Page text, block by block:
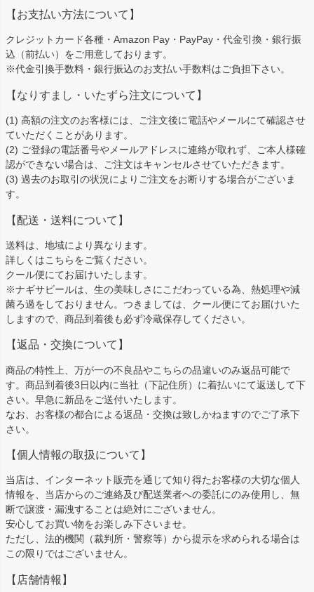
ップ
【お支払い方法について】
クレジットカード各種・Amazon Pay・PayPay・代金引換・銀行振
込（前払い）をご用意しております。
※代金引換手数料・銀行振込のお支払い手数料はご負担下さい。
【なりすまし・いたずら注文について】
(1) 高額の注文のお客様には、ご注文後に電話やメールにて確認させ
ていただくことがあります。
(2) ご登録の電話番号やメールアドレスに連絡が取れず、ご本人様確
認ができない場合は、ご注文はキャンセルさせていただきます。
(3) 過去のお取引の状況によりご注文をお断りする場合がございま
す。
【配送・送料について】
送料は、地域により異なります。
詳しくはこちらをご覧ください。
クール便にてお届けいたします。
※ナギサビールは、生の美味しさにこだわっている為、熱処理や減
菌ろ過をしておりません。つきましては、クール便にてお届けいた
しますので、商品到着後も必ず冷蔵保存してください。
【返品・交換について】
商品の特性上、万が一の不良品やこちらの品違いのみ返品可能で
す。商品到着後3日以内に当社（下記住所）に着払いにて返送して下
さい。早急に新品をご送付いたします。
なお、お客様の都合による返品・交換は致しかねますのでご了承下
さい。
【個人情報の取扱について】
当店は、インターネット販売を通じて知り得たお客様の大切な個人
情報を、当店からのご連絡及び配送業者への委託にのみ使用し、無
断で譲渡・漏洩することは絶対にございません。
安心してお買い物をお楽しみ下さいませ。
ただし、法的機関（裁判所・警察等）から提示を求められる場合は
この限りではございません。
【店舗情報】